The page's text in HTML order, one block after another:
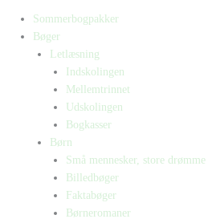
Sommerbogpakker
Bøger
Letlæsning
Indskolingen
Mellemtrinnet
Udskolingen
Bogkasser
Børn
Små mennesker, store drømme
Billedbøger
Faktabøger
Børneromaner